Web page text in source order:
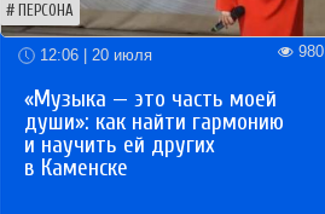
ПЕРСОНА
12:06 | 20 июля 980
«Музыка — это часть моей
души»: как найти гармонию
и научить ей других
в Каменске